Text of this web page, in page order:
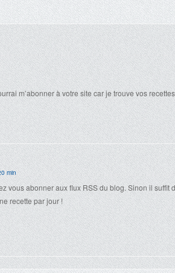
m’abonner à votre site car je trouve vos
min
vous abonner aux flux RSS du blog. Sinon il suffit
recette par jour !